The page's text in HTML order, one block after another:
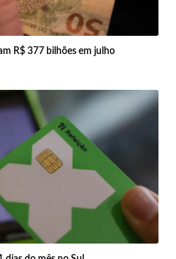
R$ 377 bilhões em julho